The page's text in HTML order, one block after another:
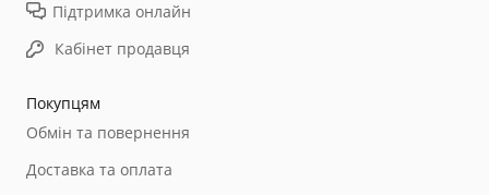
Покупцям
Обмін та повернення
Доставка та оплата
Підтримка онлайн
Кабінет продавця